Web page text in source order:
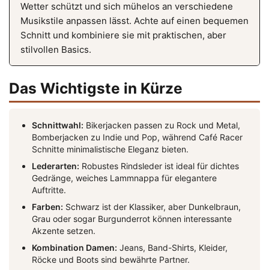
Wetter schützt und sich mühelos an verschiedene
Musikstile anpassen lässt. Achte auf einen bequemen
Schnitt und kombiniere sie mit praktischen, aber
stilvollen Basics.
Das Wichtigste in Kürze
Schnittwahl: Bikerjacken passen zu Rock und Metal,
Bomberjacken zu Indie und Pop, während Café Racer
Schnitte minimalistische Eleganz bieten.
Lederarten: Robustes Rindsleder ist ideal für dichtes
Gedränge, weiches Lammnappa für elegantere
Auftritte.
Farben: Schwarz ist der Klassiker, aber Dunkelbraun,
Grau oder sogar Burgunderrot können interessante
Akzente setzen.
Kombination Damen: Jeans, Band-Shirts, Kleider,
Röcke und Boots sind bewährte Partner.